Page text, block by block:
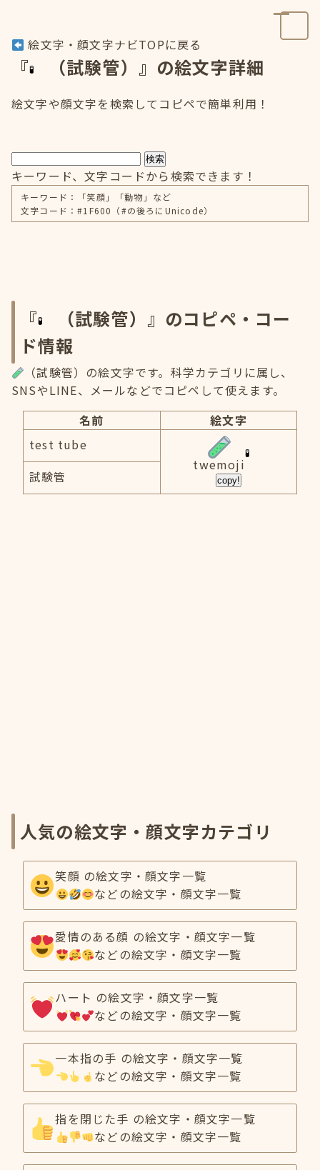
絵文字・顔文字ナビTOPに戻る
『 （試験管）』の絵文字詳細
絵文字や顔文字を検索してコピペで簡単利用！
検索
キーワード、文字コードから検索できます！
キーワード：「笑顔」「動物」など
文字コード：#1F600（#の後ろにUnicode）
『
（試験管）』のコピペ・コー
ド情報
（試験管）の絵文字です。科学カテゴリに属し、
SNSやLINE、メールなどでコピペして使えます。
名前
絵文字
test tube
twemoji
copy!
試験管
人気の絵文字・顔文字カテゴリ
笑顔 の絵文字・顔文字一覧
などの絵文字・顔文字一覧
愛情のある顔 の絵文字・顔文字一覧
などの絵文字・顔文字一覧
ハート の絵文字・顔文字一覧
などの絵文字・顔文字一覧
一本指の手 の絵文字・顔文字一覧
などの絵文字・顔文字一覧
指を閉じた手 の絵文字・顔文字一覧
などの絵文字・顔文字一覧